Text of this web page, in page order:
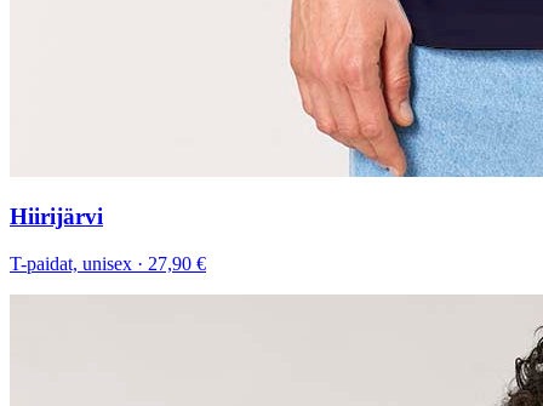
Hiirijärvi
T-paidat, unisex · 27,90 €